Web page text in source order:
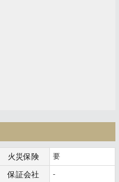
火災保険 要
保証会社 -